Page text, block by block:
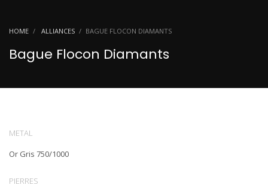
HOME ALLIANCES BAGUE FLOCON DIAMANTS
Bague Flocon Diamants
METAL
Or Gris 750/1000
PIERRES